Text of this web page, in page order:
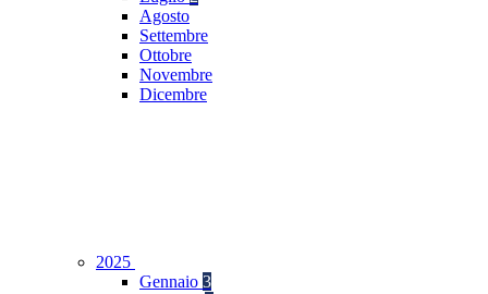
Agosto
Settembre
Ottobre
Novembre
Dicembre
2025
Gennaio 3